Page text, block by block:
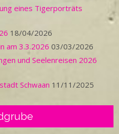
eines Tigerporträts
18/04/2026
am 3.3.2026 03/03/2026
und Seelenreisen 2026
Schwaan 11/11/2025